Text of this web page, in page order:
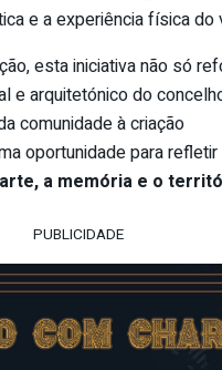
e a experiência física do
esta iniciativa não só
e arquitetónico do
comunidade à criação
oportunidade para
arte, a memória e o
PUBLICIDADE